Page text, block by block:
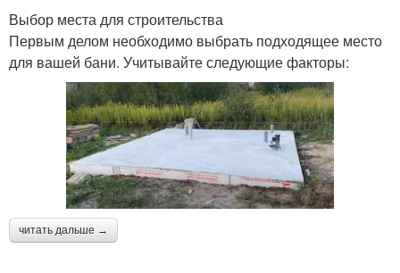
Выбор места для строительства
Первым делом необходимо выбрать подходящее место
для вашей бани. Учитывайте следующие факторы:
читать дальше →